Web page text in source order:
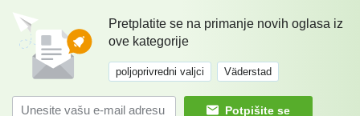
Pretplatite se na primanje novih oglasa iz
ove kategorije
poljoprivredni valjci Väderstad
Potpišite se